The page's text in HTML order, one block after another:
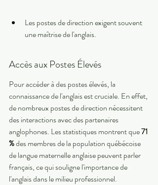
Les postes de direction exigent souvent
une maîtrise de l'anglais.
Accès aux Postes Élevés
Pour accéder à des postes élevés, la
connaissance de l'anglais est cruciale. En effet,
de nombreux postes de direction nécessitent
des interactions avec des partenaires
anglophones. Les statistiques montrent que 71
% des membres de la population québécoise
de langue maternelle anglaise peuvent parler
français, ce qui souligne l'importance de
l'anglais dans le milieu professionnel.